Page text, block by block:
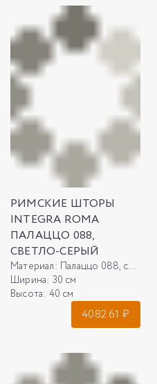
РИМСКИЕ ШТОРЫ
INTEGRA ROMA
ПАЛАЦЦО 088,
СВЕТЛО-СЕРЫЙ
Материал: Палаццо 088, светло-серый
Ширина: 30 см
Высота: 40 см
4082.61 ₽